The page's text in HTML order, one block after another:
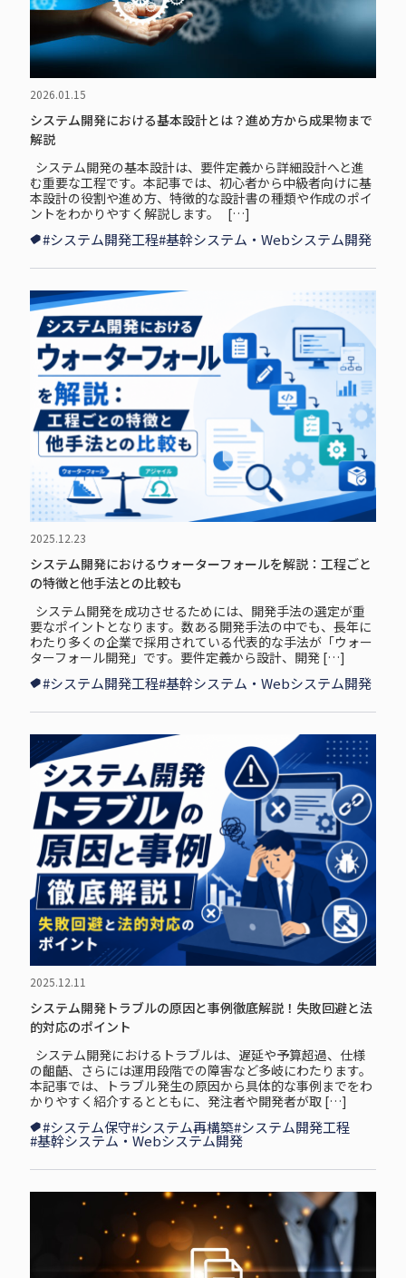
2026.01.15
システム開発における基本設計とは？進め方から成果物まで
解説
システム開発の基本設計は、要件定義から詳細設計へと進
む重要な工程です。本記事では、初心者から中級者向けに基
本設計の役割や進め方、特徴的な設計書の種類や作成のポイ
ントをわかりやすく解説します。 […]
#システム開発工程#基幹システム・Webシステム開発
2025.12.23
システム開発におけるウォーターフォールを解説：工程ごと
の特徴と他手法との比較も
システム開発を成功させるためには、開発手法の選定が重
要なポイントとなります。数ある開発手法の中でも、長年に
わたり多くの企業で採用されている代表的な手法が「ウォー
ターフォール開発」です。要件定義から設計、開発 […]
#システム開発工程#基幹システム・Webシステム開発
2025.12.11
システム開発トラブルの原因と事例徹底解説！失敗回避と法
的対応のポイント
システム開発におけるトラブルは、遅延や予算超過、仕様
の齟齬、さらには運用段階での障害など多岐にわたります。
本記事では、トラブル発生の原因から具体的な事例までをわ
かりやすく紹介するとともに、発注者や開発者が取 […]
#システム保守#システム再構築#システム開発工程
#基幹システム・Webシステム開発